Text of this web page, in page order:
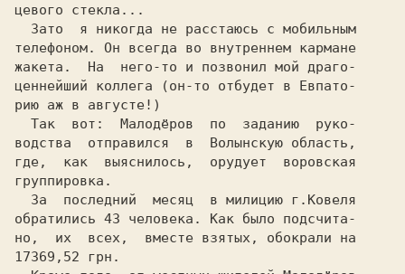
цевого стекла...
телефоном. Он всегда во внутреннем кармане
жакета.  На  него-то и позвонил мой драго-
ценнейший коллега (он-то отбудет в Евпато-
рию аж в августе!)
водства  отправился  в  Волынскую область,
где,  как  выяснилось,  орудует  воровская
группировка.
обратились 43 человека. Как было подсчита-
17369,52 грн.